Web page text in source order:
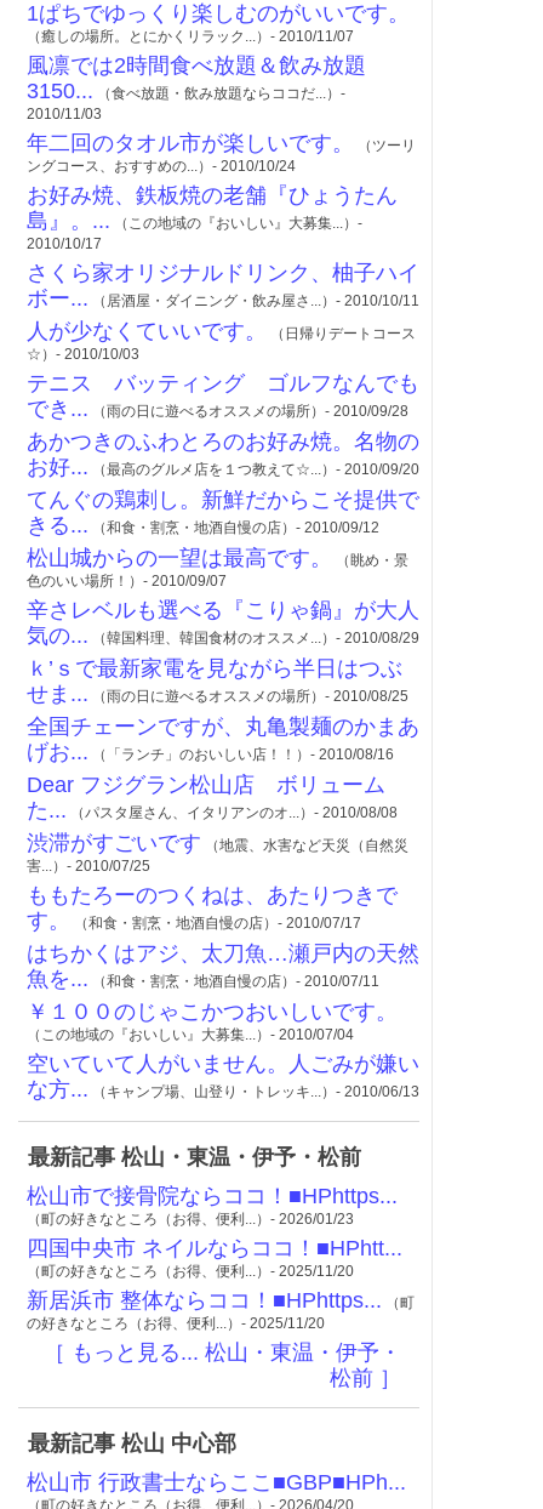
1ぱちでゆっくり楽しむのがいいです。
（癒しの場所。とにかくリラック...）- 2010/11/07
風凛では2時間食べ放題＆飲み放題
3150... （食べ放題・飲み放題ならココだ...）-
2010/11/03
年二回のタオル市が楽しいです。
（ツーリ
ングコース、おすすめの...）- 2010/10/24
お好み焼、鉄板焼の老舗『ひょうたん
島』。... （この地域の『おいしい』大募集...）-
2010/10/17
さくら家オリジナルドリンク、柚子ハイ
ボー... （居酒屋・ダイニング・飲み屋さ...）- 2010/10/11
人が少なくていいです。
（日帰りデートコース
☆）- 2010/10/03
テニス バッティング ゴルフなんでも
でき... （雨の日に遊べるオススメの場所）- 2010/09/28
あかつきのふわとろのお好み焼。名物の
お好... （最高のグルメ店を１つ教えて☆...）- 2010/09/20
てんぐの鶏刺し。新鮮だからこそ提供で
きる... （和食・割烹・地酒自慢の店）- 2010/09/12
松山城からの一望は最高です。
（眺め・景
色のいい場所！）- 2010/09/07
辛さレベルも選べる『こりゃ鍋』が大人
気の... （韓国料理、韓国食材のオススメ...）- 2010/08/29
ｋ’ｓで最新家電を見ながら半日はつぶ
せま... （雨の日に遊べるオススメの場所）- 2010/08/25
全国チェーンですが、丸亀製麺のかまあ
げお... （「ランチ」のおいしい店！！）- 2010/08/16
Dear フジグラン松山店 ボリューム
た... （パスタ屋さん、イタリアンのオ...）- 2010/08/08
渋滞がすごいです （地震、水害など天災（自然災
害...）- 2010/07/25
ももたろーのつくねは、あたりつきで
す。
（和食・割烹・地酒自慢の店）- 2010/07/17
はちかくはアジ、太刀魚…瀬戸内の天然
魚を... （和食・割烹・地酒自慢の店）- 2010/07/11
￥１００のじゃこかつおいしいです。
（この地域の『おいしい』大募集...）- 2010/07/04
空いていて人がいません。人ごみが嫌い
な方... （キャンプ場、山登り・トレッキ...）- 2010/06/13
最新記事 松山・東温・伊予・松前
松山市で接骨院ならココ！■HPhttps...
（町の好きなところ（お得、便利...）- 2026/01/23
四国中央市 ネイルならココ！■HPhtt...
（町の好きなところ（お得、便利...）- 2025/11/20
新居浜市 整体ならココ！■HPhttps... （町
の好きなところ（お得、便利...）- 2025/11/20
［ もっと見る... 松山・東温・伊予・
松前 ］
最新記事 松山 中心部
松山市 行政書士ならここ■GBP■HPh...